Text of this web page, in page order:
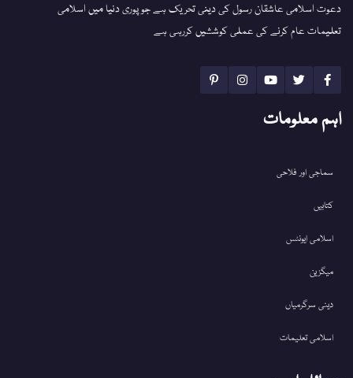
دعوت اسلامی عاشقان رسول کی دینی تحریک ہے جو پوری دنیا میں اسلامی
تعلیمات عام کرنے کی عملی کوششیں کررہی ہے
اہم معلومات
سماجی اور فلاحی
کتابیں
اسلامی ایونٹس
میگزین
دینی سرگرمیاں
اسلامی تعلیمات